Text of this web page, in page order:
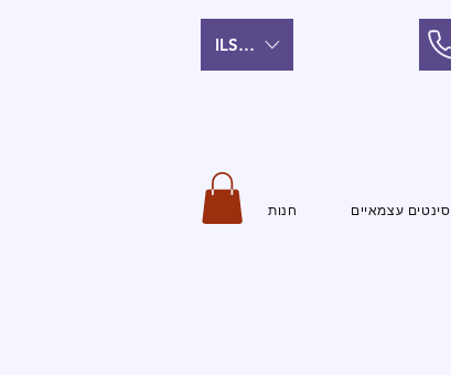
ILS (₪)
חנות סינטים עצמאיים